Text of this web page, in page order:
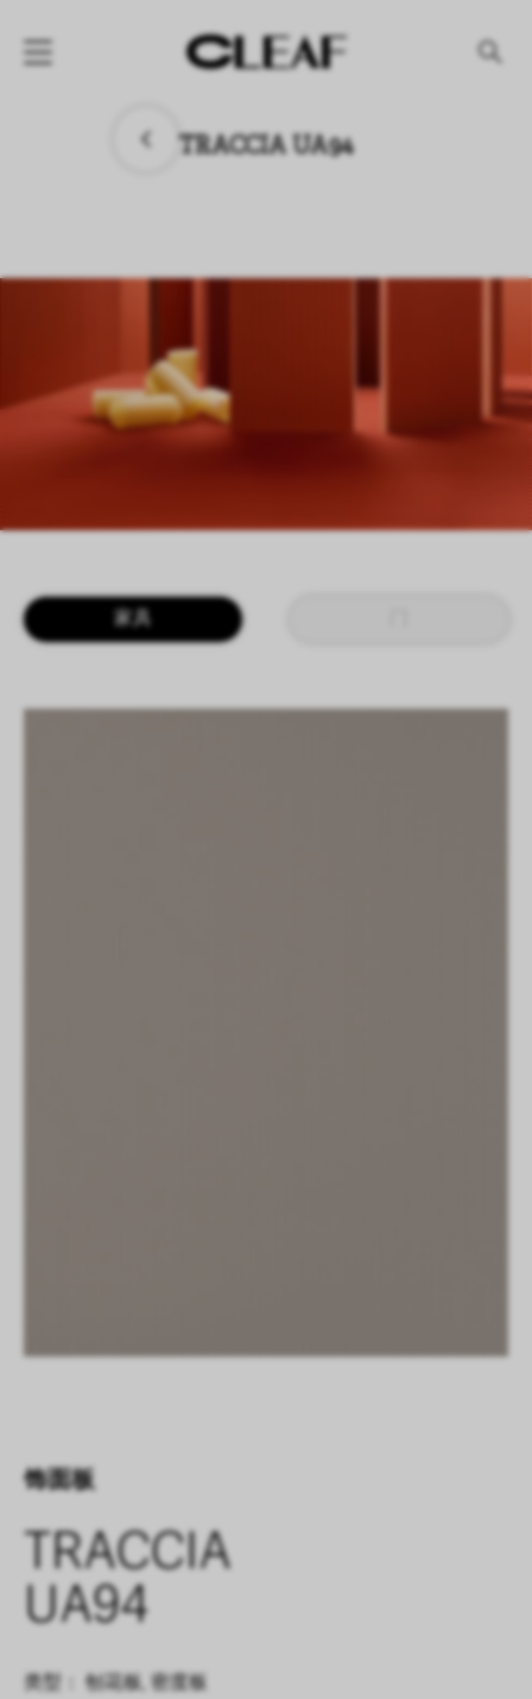
案例
SHAPING SURFACES
TRACCIA UA94
家具
饰面板
TRACCIA
UA94
类型： 刨花板, 密度板